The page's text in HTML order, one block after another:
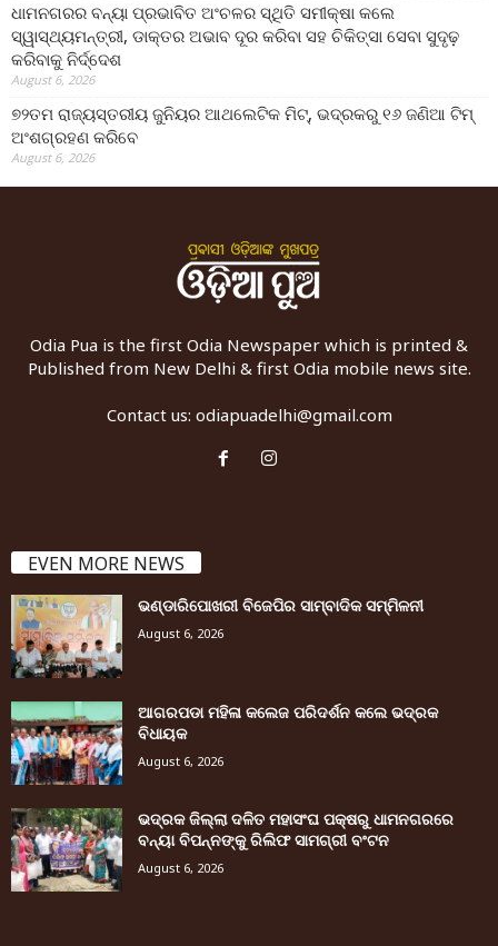
ଧାମନଗରର ବନ୍ୟା ପ୍ରଭାବିତ ଅଂଚଳର ସ୍ଥିତି ସମୀକ୍ଷା କଲେ
ସ୍ୱାସ୍ଥ୍ୟମନ୍ତ୍ରୀ, ଡାକ୍ତର ଅଭାବ ଦୂର କରିବା ସହ ଚିକିତ୍ସା ସେବା ସୁଦୃଢ଼
କରିବାକୁ ନିର୍ଦ୍ଦେଶ
August 6, 2026
୭୨ତମ ରାଜ୍ୟସ୍ତରୀୟ ଜୁନିୟର ଆଥଲେଟିକ ମିଟ୍‌, ଭଦ୍ରକରୁ ୧୬ ଜଣିଆ ଟିମ୍
ଅଂଶଗ୍ରହଣ କରିବେ
August 6, 2026
Odia Pua is the first Odia Newspaper which is printed &
Published from New Delhi & first Odia mobile news site.
Contact us: odiapuadelhi@gmail.com
EVEN MORE NEWS
ଭଣ୍ଡାରିପୋଖରୀ ବିଜେପିର ସାମ୍ବାଦିକ ସମ୍ମିଳନୀ
August 6, 2026
ଆଗରପଡା ମହିଳା କଲେଜ ପରିଦର୍ଶନ କଲେ ଭଦ୍ରକ
ବିଧାୟକ
August 6, 2026
ଭଦ୍ରକ ଜିଲ୍ଲା ଦଳିତ ମହାସଂଘ ପକ୍ଷରୁ ଧାମନଗରରେ
ବନ୍ୟା ବିପନ୍ନଙ୍କୁ ରିଲିଫ ସାମଗ୍ରୀ ବଂଟନ
August 6, 2026